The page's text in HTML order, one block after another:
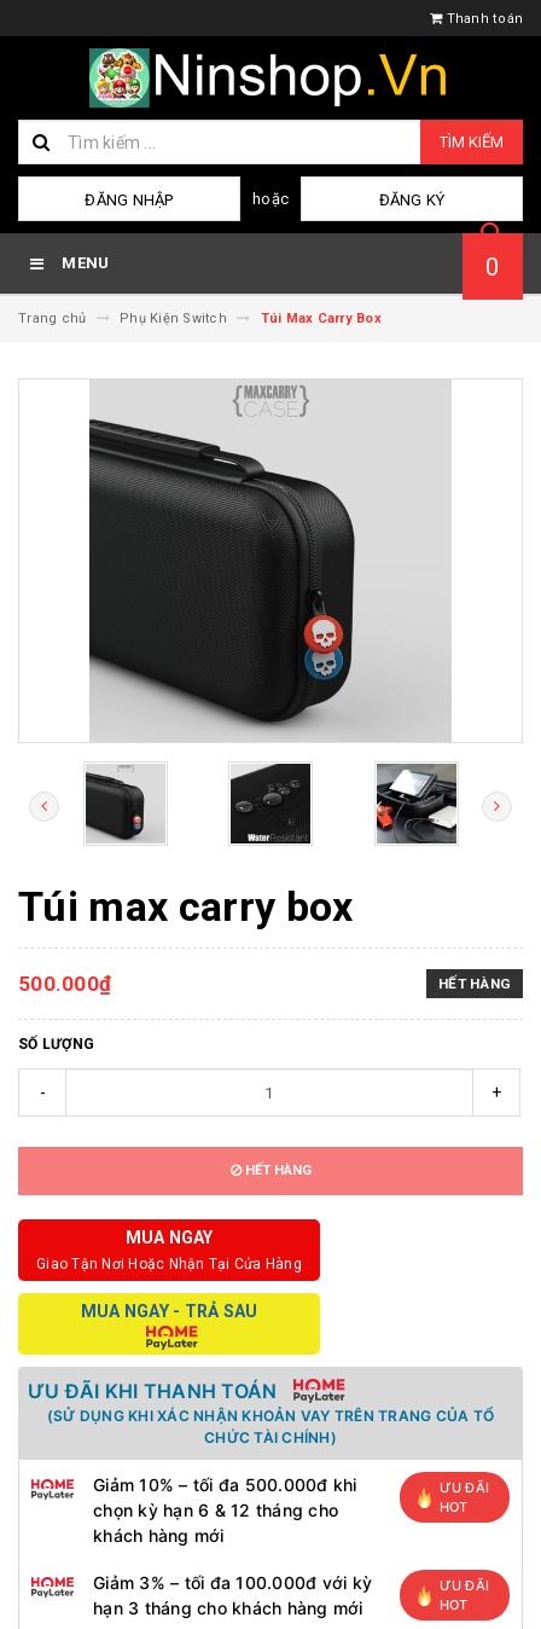
Thanh toán
TÌM KIẾM
ĐĂNG NHẬP hoặc ĐĂNG KÝ
MENU 0
Trang chủ Phụ Kiện Switch Túi Max Carry Box
Túi max carry box
500.000₫ HẾT HÀNG
SỐ LƯỢNG
- +
HẾT HÀNG
MUA NGAY
Giao Tận Nơi Hoặc Nhận Tại Cửa Hàng
MUA NGAY - TRẢ SAU
ƯU ĐÃI KHI THANH TOÁN
(SỬ DỤNG KHI XÁC NHẬN KHOẢN VAY TRÊN TRANG CỦA TỔ
CHỨC TÀI CHÍNH)
Giảm 10% – tối đa 500.000đ khi
chọn kỳ hạn 6 & 12 tháng cho
khách hàng mới
ƯU ĐÃI
HOT
Giảm 3% – tối đa 100.000đ với kỳ
hạn 3 tháng cho khách hàng mới
ƯU ĐÃI
HOT